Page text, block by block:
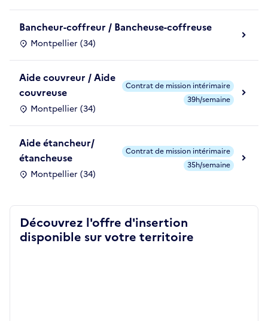
Bancheur-coffreur / Bancheuse-coffreuse
Montpellier (34)
Aide couvreur / Aide
couvreuse
Montpellier (34)
Contrat de mission intérimaire
39h/semaine
Aide étancheur/
étancheuse
Montpellier (34)
Contrat de mission intérimaire
35h/semaine
Découvrez l'offre d'insertion
disponible sur votre territoire